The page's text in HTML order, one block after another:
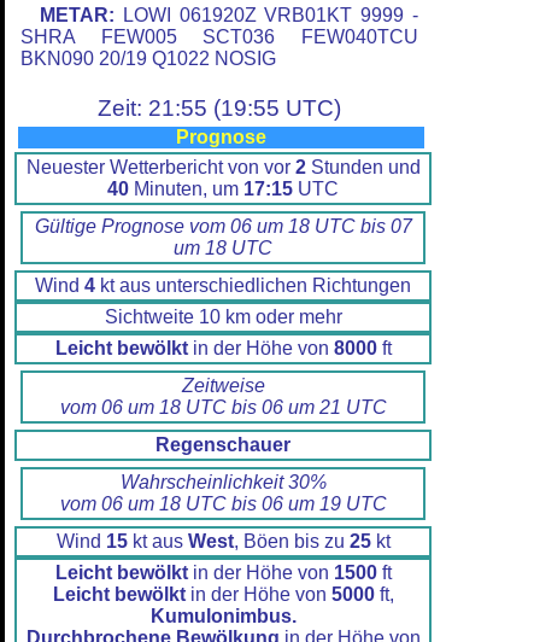
METAR: LOWI 061920Z VRB01KT 9999 -
SHRA FEW005 SCT036 FEW040TCU
BKN090 20/19 Q1022 NOSIG
Zeit: 21:55 (19:55 UTC)
Prognose
Neuester Wetterbericht von vor 2Stunden und
40 Minuten, um 17:15 UTC
Gültige Prognose vom 06 um 18 UTC bis 07
um 18 UTC
Wind 4 kt aus unterschiedlichen Richtungen
Sichtweite 10 km oder mehr
Leicht bewölktin der Höhe von 8000ft
Zeitweise
vom 06 um 18 UTC bis 06 um 21 UTC
Regenschauer
Wahrscheinlichkeit 30%
vom 06 um 18 UTC bis 06 um 19 UTC
Wind 15kt aus West, Böen bis zu 25kt
Leicht bewölktin der Höhe von 1500ft
Leicht bewölktin der Höhe von 5000ft,
Kumulonimbus.